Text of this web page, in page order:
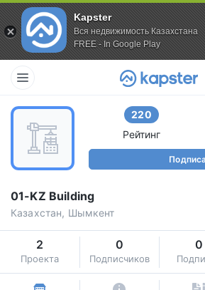
Kapster
Вся недвижимость Казахстана
FREE - In Google Play
220
Рейтинг
01-KZ Building
Казахстан, Шымкент
2
Проекта
0
Подписчиков
0